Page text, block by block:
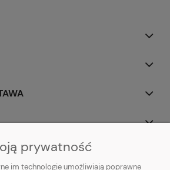
prywatność
im technologie umożliwiają poprawne